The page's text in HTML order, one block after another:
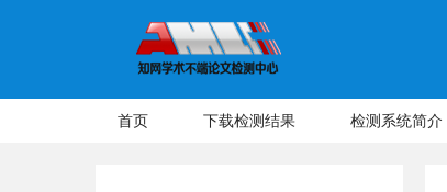
首页 下载检测结果 检测系统简介